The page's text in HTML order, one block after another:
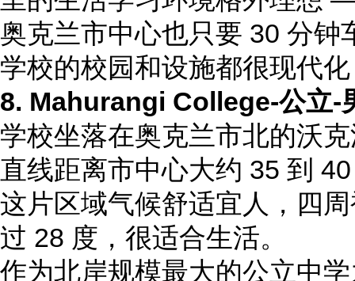
奥克兰市中心也只要 30 分钟
学校的校园和设施都很现代
8. Mahurangi College-公立-
学校坐落在奥克兰市北的沃
直线距离市中心大约 35 到
这片区域气候舒适宜人，四
过 28 度，很适合生活。
作为北岸规模最大的公立中